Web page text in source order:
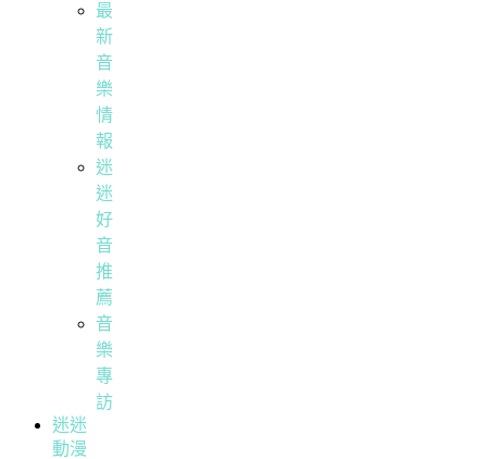
最
新
音
樂
情
報
迷
迷
好
音
推
薦
音
樂
專
訪
迷迷
動漫